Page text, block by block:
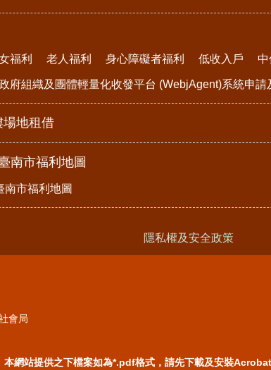
福利 老人福利 身心障礙者福利 低收入戶 中
府組織及團體輕量化收發平台 (WebjAgent)系統申請
場地租借
南市福利地圖
南市福利地圖
隱私權及安全政策
會局
本網站提供之下檔案如為*.pdf格式，請先下載及安裝